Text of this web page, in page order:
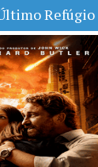
Refúgio